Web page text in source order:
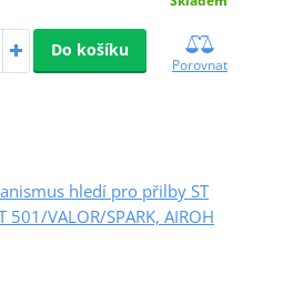
Do košíku
Porovnat
hledí pro přilby ST
501/VALOR/SPARK, AIROH